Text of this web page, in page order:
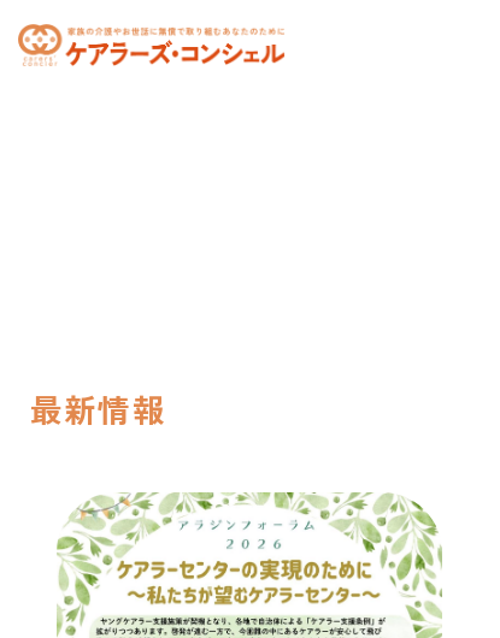
toggle
navigation
最新情報